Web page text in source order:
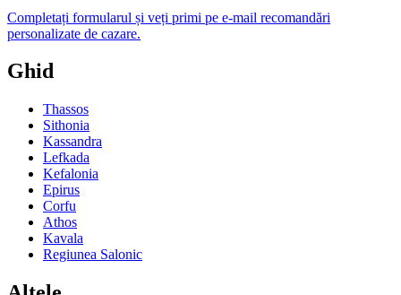
Completați formularul și veți primi pe e-mail recomandări
personalizate de cazare.
Ghid
Thassos
Sithonia
Kassandra
Lefkada
Kefalonia
Epirus
Corfu
Athos
Kavala
Regiunea Salonic